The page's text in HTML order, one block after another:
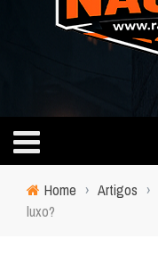
Home › Artigos ›
luxo?